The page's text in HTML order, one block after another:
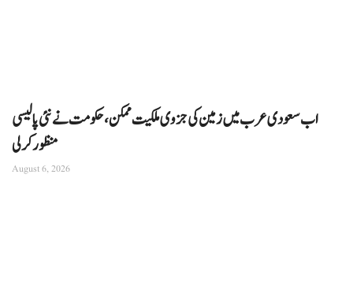
اب سعودی عرب میں زمین کی جزوی ملکیت ممکن، حکومت نے نئی پالیسی
منظور کرلی
August 6, 2026